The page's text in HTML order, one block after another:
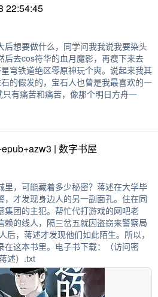
22:54:45
后想要做什么，同学问我我说我要染头
后去cos符华的血月魔影，再瘦下来去
穹铁道绝区零原神玩个爽。说起来我其
的假发的，宝石人也曾是我最喜欢的一
有痛苦和痛苦，像那个明日方舟一
| 数字书屋
里，可能藏着多少秘密？蒋述在大学毕
，才发现身边人的另一副面孔。住在同
集团的主犯。帮忙代打游戏的网吧老
赖的线人，隔三岔五就因盗窃来警察局
后，蒋述才发现他们如此陌生。所以，
在这本书里。电子书下载：（访问密
述）.txt